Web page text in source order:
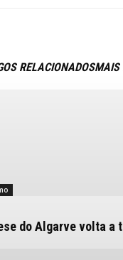
RELACIONADOSMAIS
do Algarve volta a